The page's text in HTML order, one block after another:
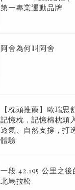
第一專業運動品牌
阿舍為何叫阿舍
【枕頭推薦】歐瑞
記憶枕，記憶棉枕頭
透氣、自然支撐，打
體驗
一段 42.195 公里之
北馬拉松